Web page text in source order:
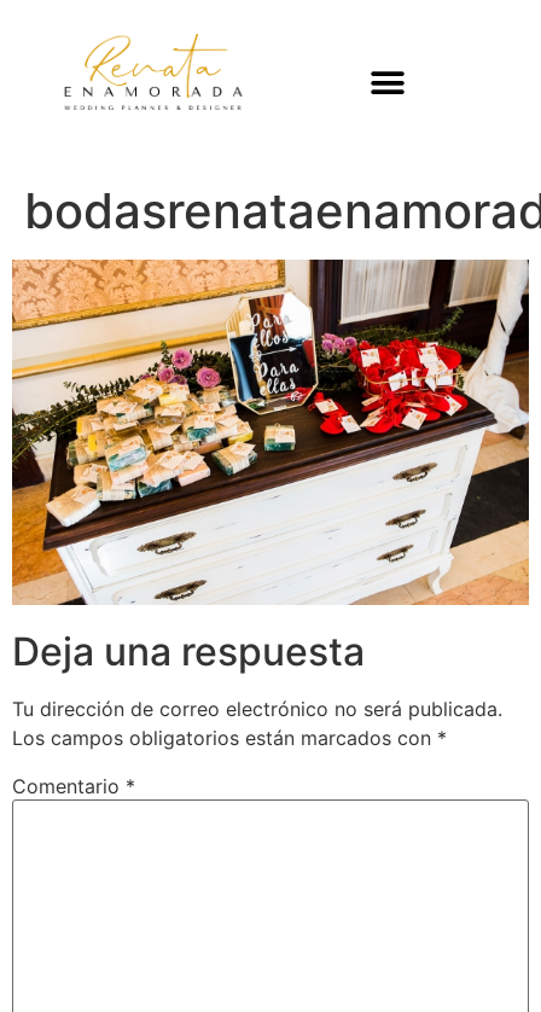
Deja una respuesta
Tu dirección de correo electrónico no será publicada.
Los campos obligatorios están marcados con *
Comentario *